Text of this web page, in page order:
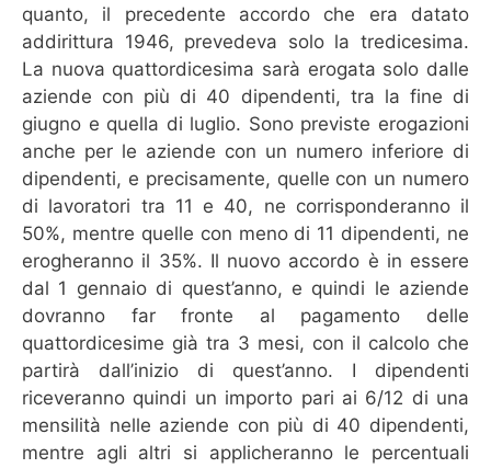
quanto, il precedente accordo che era datato
addirittura 1946, prevedeva solo la tredicesima.
La nuova quattordicesima sarà erogata solo dalle
aziende con più di 40 dipendenti, tra la fine di
giugno e quella di luglio. Sono previste erogazioni
anche per le aziende con un numero inferiore di
dipendenti, e precisamente, quelle con un numero
di lavoratori tra 11 e 40, ne corrisponderanno il
50%, mentre quelle con meno di 11 dipendenti, ne
erogheranno il 35%. Il nuovo accordo è in essere
dal 1 gennaio di quest’anno, e quindi le aziende
dovranno far fronte al pagamento delle
quattordicesime già tra 3 mesi, con il calcolo che
partirà dall’inizio di quest’anno. I dipendenti
riceveranno quindi un importo pari ai 6/12 di una
mensilità nelle aziende con più di 40 dipendenti,
mentre agli altri si applicheranno le percentuali